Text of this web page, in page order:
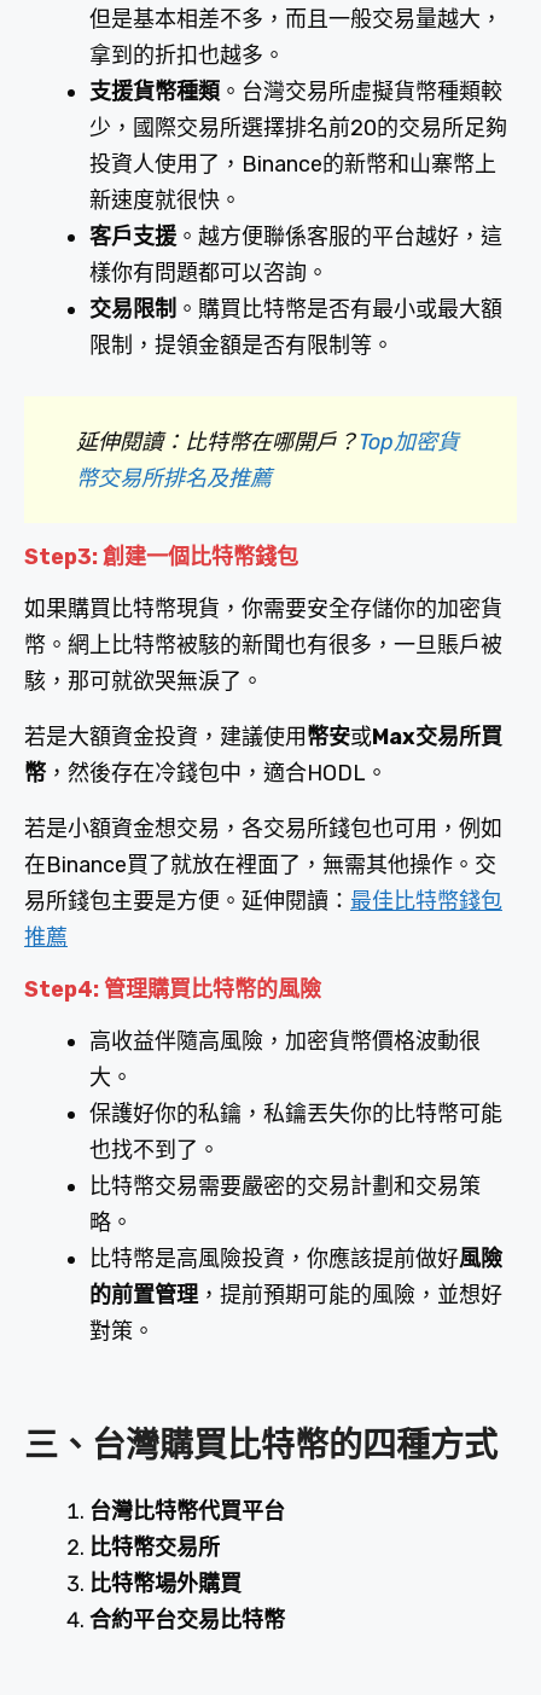
但是基本相差不多，而且一般交易量越大，
拿到的折扣也越多。
支援貨幣種類 。台灣交易所虛擬貨幣種類較
少，國際交易所選擇排名前20的交易所足夠
投資人使用了，Binance的新幣和山寨幣上
新速度就很快。
客戶支援 。越方便聯係客服的平台越好，這
樣你有問題都可以咨詢。
交易限制 。購買比特幣是否有最小或最大額
限制，提領金額是否有限制等。
延伸閱讀：比特幣在哪開戶？Top加密貨
幣交易所排名及推薦
Step3: 創建一個比特幣錢包
如果購買比特幣現貨，你需要安全存儲你的加密貨
幣。網上比特幣被駭的新聞也有很多，一旦賬戶被
駭，那可就欲哭無淚了。
若是大額資金投資，建議使用幣安或Max交易所買
幣，然後存在冷錢包中，適合HODL。
若是小額資金想交易，各交易所錢包也可用，例如
在Binance買了就放在裡面了，無需其他操作。交
易所錢包主要是方便。延伸閱讀： 最佳比特幣錢包
推薦
Step4: 管理購買比特幣的風險
高收益伴隨高風險，加密貨幣價格波動很
大。
保護好你的私鑰，私鑰丟失你的比特幣可能
也找不到了。
比特幣交易需要嚴密的交易計劃和交易策
略。
比特幣是高風險投資，你應該提前做好風險
的前置管理，提前預期可能的風險，並想好
對策。
三、台灣購買比特幣的四種方式
台灣比特幣代買平台
比特幣交易所
比特幣場外購買
合約平台交易比特幣